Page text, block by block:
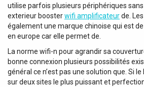
utilise parfois plusieurs périphériques
exterieur boosterwifi amplificateurde.
également une marque chinoise qui est
en europe car elle permet de.
La norme wifi-n pour agrandir sa
bonne connexion plusieurs possibilités
général ce n’est pas une solution que. Si
sur deux sites le plus puissant et